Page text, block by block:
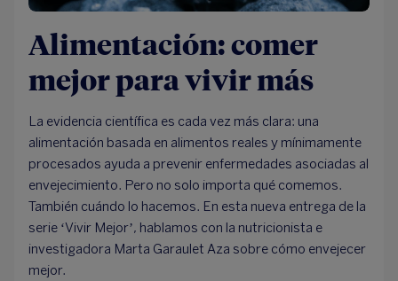
Alimentación: comer
mejor para vivir más
La evidencia científica es cada vez más clara: una
alimentación basada en alimentos reales y mínimamente
procesados ayuda a prevenir enfermedades asociadas al
envejecimiento. Pero no solo importa qué comemos.
También cuándo lo hacemos. En esta nueva entrega de la
serie ‘Vivir Mejor’, hablamos con la nutricionista e
investigadora Marta Garaulet Aza sobre cómo envejecer
mejor.